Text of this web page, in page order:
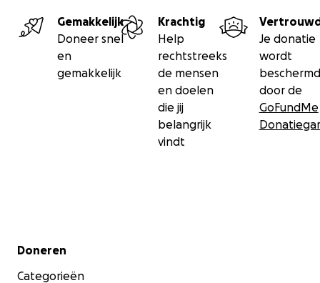
Gemakkelijk
Doneer snel
en
gemakkelijk
Krachtig
Help
rechtstreeks
de mensen
en doelen
die jij
belangrijk
vindt
Je donatie
wordt
beschermd
door de
GoFundMe
Secundair menu
Doneren
Categorieën